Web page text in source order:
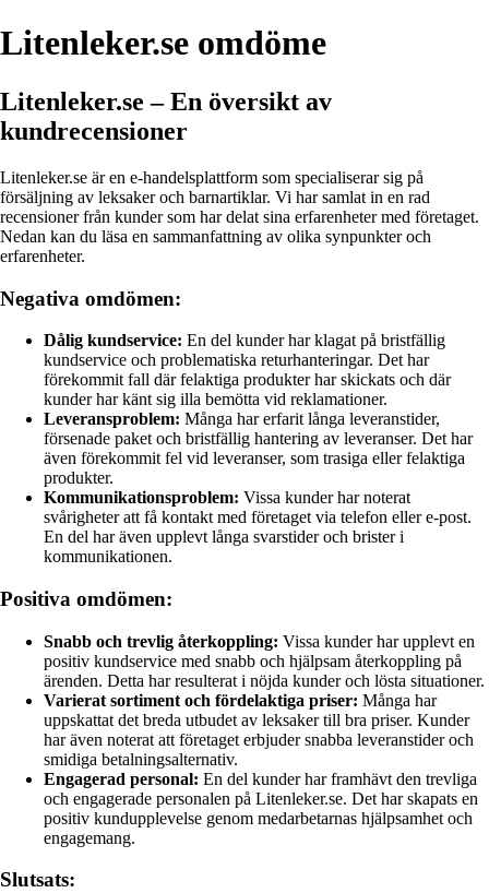
Litenleker.se omdöme
Litenleker.se – En översikt av
kundrecensioner
Litenleker.se är en e-handelsplattform som specialiserar sig på
försäljning av leksaker och barnartiklar. Vi har samlat in en rad
recensioner från kunder som har delat sina erfarenheter med företaget.
Nedan kan du läsa en sammanfattning av olika synpunkter och
erfarenheter.
Negativa omdömen:
Dålig kundservice: En del kunder har klagat på bristfällig
kundservice och problematiska returhanteringar. Det har
förekommit fall där felaktiga produkter har skickats och där
kunder har känt sig illa bemötta vid reklamationer.
Leveransproblem: Många har erfarit långa leveranstider,
försenade paket och bristfällig hantering av leveranser. Det har
även förekommit fel vid leveranser, som trasiga eller felaktiga
produkter.
Kommunikationsproblem: Vissa kunder har noterat
svårigheter att få kontakt med företaget via telefon eller e-post.
En del har även upplevt långa svarstider och brister i
kommunikationen.
Positiva omdömen:
Snabb och trevlig återkoppling: Vissa kunder har upplevt en
positiv kundservice med snabb och hjälpsam återkoppling på
ärenden. Detta har resulterat i nöjda kunder och lösta situationer.
Varierat sortiment och fördelaktiga priser: Många har
uppskattat det breda utbudet av leksaker till bra priser. Kunder
har även noterat att företaget erbjuder snabba leveranstider och
smidiga betalningsalternativ.
Engagerad personal: En del kunder har framhävt den trevliga
och engagerade personalen på Litenleker.se. Det har skapats en
positiv kundupplevelse genom medarbetarnas hjälpsamhet och
engagemang.
Slutsats: